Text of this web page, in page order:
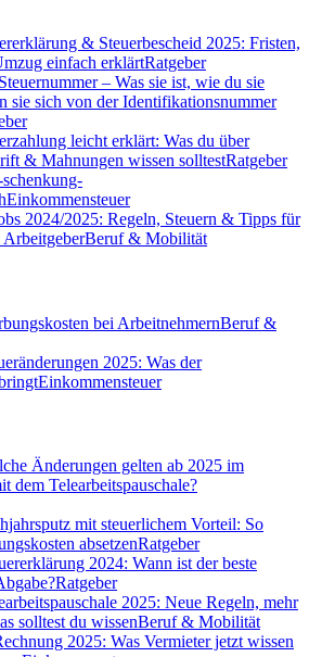
& Steuerbescheid 2025: Fristen,
einfach erklärtRatgeber
– Was sie ist, wie du sie
sie sich von der Identifikationsnummer
leicht erklärt: Was du über
& Mahnungen wissen solltestRatgeber
Einkommensteuer
2024/2025: Regeln, Steuern & Tipps für
Beruf & Mobilität
bei ArbeitnehmernBeruf &
2025: Was der
Einkommensteuer
Änderungen gelten ab 2025 im
dem Telearbeitspauschale?
mit steuerlichem Vorteil: So
absetzenRatgeber
2024: Wann ist der beste
Ratgeber
2025: Neue Regeln, mehr
solltest du wissenBeruf & Mobilität
2025: Was Vermieter jetzt wissen